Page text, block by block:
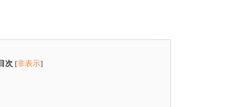
次 [非表示]